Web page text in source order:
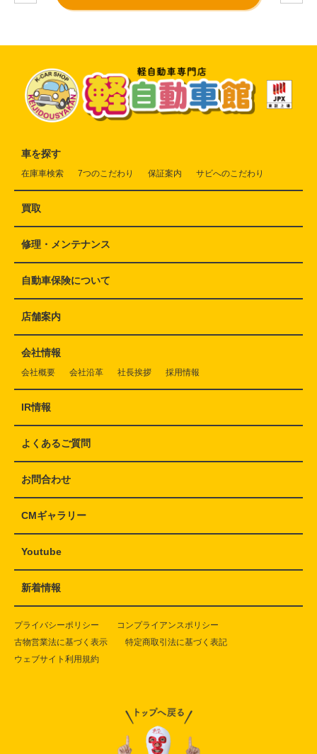
車を探す
在庫車検索 7つのこだわり 保証案内 サビへのこだわり
買取
修理・メンテナンス
自動車保険について
店舗案内
会社情報
会社概要 会社沿革 社長挨拶 採用情報
IR情報
よくあるご質問
お問合わせ
CMギャラリー
Youtube
新着情報
プライバシーポリシー
コンプライアンスポリシー
古物営業法に基づく表示
特定商取引法に基づく表記
ウェブサイト利用規約